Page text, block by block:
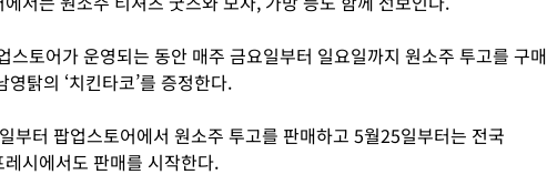
스토어가 운영되는 동안 매주 금요일부터 일요일까지 원소주 투고를 구매
탉의 ‘치킨타코’를 증정한다.
부터 팝업스토어에서 원소주 투고를 판매하고 5월25일부터는 전국
시에서도 판매를 시작한다.